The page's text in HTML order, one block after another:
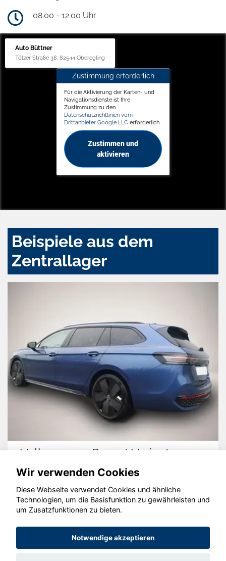
08.00 - 12.00 Uhr
Auto Büttner
Tölzer Straße 38, 82544 Oberegling
Zustimmung erforderlich
Für die Aktivierung der Karten- und
Navigationsdienste ist Ihre
Zustimmung zu den
Datenschutzrichtlinien vom
Drittanbieter Google LLC erforderlich.
Zustimmen und
aktivieren
Beispiele aus dem
Zentrallager
Volkswagen Passat Variant
© konjunkturmotor.de GmbH 2020 - 2026
Wir verwenden Cookies
Diese Webseite verwendet Cookies und ähnliche
Technologien, um die Basisfunktion zu gewährleisten und
um Zusatzfunktionen zu bieten.
Notwendige akzeptieren